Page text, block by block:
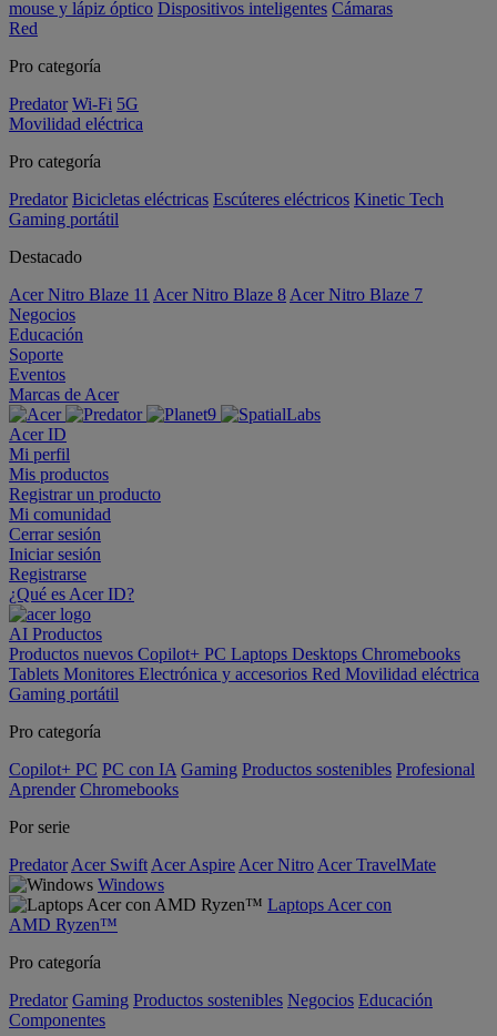
mouse y lápiz óptico Dispositivos inteligentes Cámaras
Red
Pro categoría
Predator Wi-Fi 5G
Movilidad eléctrica
Pro categoría
Predator Bicicletas eléctricas Escúteres eléctricos Kinetic Tech
Gaming portátil
Destacado
Acer Nitro Blaze 11 Acer Nitro Blaze 8 Acer Nitro Blaze 7
Negocios
Educación
Soporte
Eventos
Marcas de Acer
Acer ID
Mi perfil
Mis productos
Registrar un producto
Mi comunidad
Cerrar sesión
Iniciar sesión
Registrarse
¿Qué es Acer ID?
AI Productos
Productos nuevos Copilot+ PC Laptops Desktops Chromebooks
Tablets Monitores Electrónica y accesorios Red Movilidad eléctrica
Gaming portátil
Pro categoría
Copilot+ PC PC con IA Gaming Productos sostenibles Profesional
Aprender Chromebooks
Por serie
Predator Acer Swift Acer Aspire Acer Nitro Acer TravelMate
Windows
Laptops Acer con
AMD Ryzen™
Pro categoría
Predator Gaming Productos sostenibles Negocios Educación
Componentes